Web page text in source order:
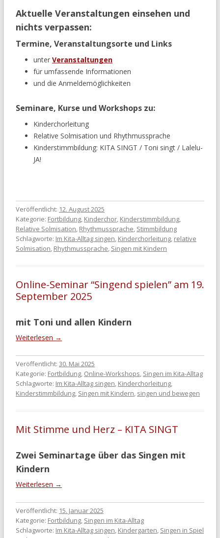
Aktuelle Veranstaltungen einsehen und
nichts verpassen:
Termine, Veranstaltungsorte und Links
unter Veranstaltungen
für umfassende Informationen
und die Anmeldemöglichkeiten
Seminare, Kurse und Workshops zu:
Kinderchorleitung
Relative Solmisation und Rhythmussprache
Kinderstimmbildung: KITA SINGT / Toni singt / Lalelu-
JA!
Veröffentlicht: 12. August 2025
Kategorie: Fortbildung, Kinderchor, Kinderstimmbildung,
Relative Solmisation, Rhythmussprache, Stimmbildung
Schlagworte: Im Kita-Alltag singen, Kinderchorleitung, relative
Solmisation, Rhythmussprache, Singen mit Kindern
Online-Seminar “Singend spielen” am 19.
September 2025
mit Toni und allen Kindern
Weiterlesen →
Veröffentlicht: 30. Mai 2025
Kategorie: Fortbildung, Online-Workshops, Singen im Kita-Alltag
Schlagworte: Im Kita-Alltag singen, Kinderchorleitung,
Kinderstimmbildung, Singen mit Kindern, singen und bewegen
Mit Stimme und Herz – KITA SINGT
Zwei Seminartage über das Singen mit
Kindern
Weiterlesen →
Veröffentlicht: 15. Januar 2025
Kategorie: Fortbildung, Singen im Kita-Alltag
Schlagworte: Im Kita-Alltag singen, Kindergarten, Singen in Spiel